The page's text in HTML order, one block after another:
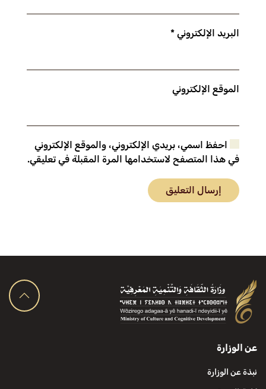
البريد الإلكتروني *
الموقع الإلكتروني
احفظ اسمي، بريدي الإلكتروني، والموقع الإلكتروني
في هذا المتصفح لاستخدامها المرة المقبلة في تعليقي.
إرسال التعليق
عن الوزارة
نبذة عن الوزارة